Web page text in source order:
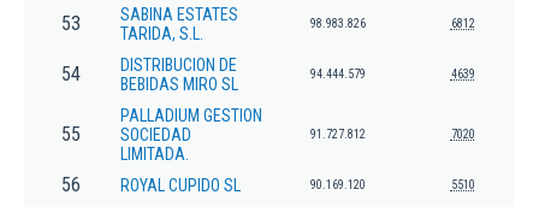
53
SABINA ESTATES
TARIDA, S.L.
98.983.826 6812
54
DISTRIBUCION DE
BEBIDAS MIRO SL
94.444.579 4639
55
PALLADIUM GESTION
SOCIEDAD
LIMITADA.
91.727.812 7020
56 ROYAL CUPIDO SL 90.169.120 5510